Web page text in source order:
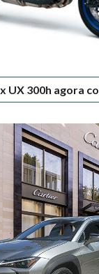
UX 300h agora